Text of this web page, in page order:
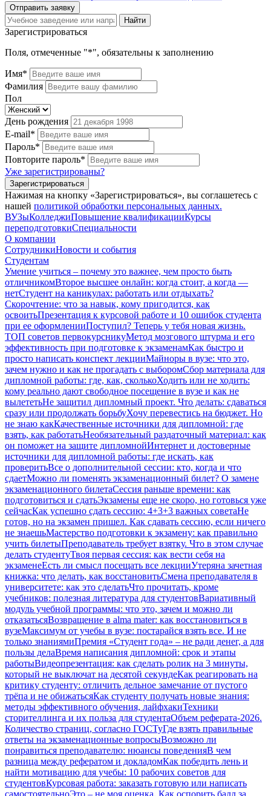
Отправить заявку
Найти
Зарегистрироваться
Поля, отмеченные "*", обязательны к заполнению
Имя*
Фамилия
Пол
День рождения
E-mail*
Пароль*
Повторите пароль*
Уже зарегистрированы?
Зарегистрироваться
Нажимая на кнопку «Зарегистрироваться», вы соглашетесь с
нашей политикой обработки персональных данных.
ВУЗыКолледжиПовышение квалификацииКурсы
переподготовкиСпециальности
О компании
СотрудникиНовости и события
Студентам
Умение учиться – почему это важнее, чем просто быть
отличникомВторое высшее онлайн: когда стоит, а когда —
нетСтудент на каникулах: работать или отдыхать?
Скорочтение: что за навык, кому пригодится, как
освоитьПрезентация к курсовой работе и 10 ошибок студента
при ее оформленииПоступил? Теперь у тебя новая жизнь.
ТОП советов первокурсникуМетод мозгового штурма и его
эффективность при подготовке к экзаменамКак быстро и
просто написать конспект лекцииМайноры в вузе: что это,
зачем нужно и как не прогадать с выборомСбор материала для
дипломной работы: где, как, сколькоХодить или не ходить:
кому реально дают свободное посещение в вузе и как не
вылететьНе защитил дипломный проект. Что делать: сдаваться
сразу или продолжать борьбуХочу перевестись на бюджет. Но
не знаю какКачественные источники для дипломной: где
взять, как работатьНеобязательный раздаточный материал: как
он поможет на защите дипломнойИнтернет и достоверные
источники для дипломной работы: где искать, как
проверитьВсе о дополнительной сессии: кто, когда и что
сдаетМожно ли поменять экзаменационный билет? О замене
экзаменационного билетаСессия раньше времени: как
подготовиться и сдатьЭкзамены еще не скоро, но готовься уже
сейчасКак успешно сдать сессию: 4+3+3 важных советаНе
готов, но на экзамен пришел. Как сдавать сессию, если ничего
не знаешьМастерство подготовки к экзамену: как правильно
учить билетыПреподаватель требует взятку. Что в этом случае
делать студентуТвоя первая сессия: как вести себя на
экзаменеЕсть ли смысл посещать все лекцииУтеряна зачетная
книжка: что делать, как восстановитьСмена преподавателя в
университете: как это сделатьЧто прочитать, кроме
учебников: полезная литература для студентовВариативный
модуль учебной программы: что это, зачем и можно ли
отказатьсяВозвращение в alma mater: как восстановиться в
вузеМаксимум от учебы в вузе: постарайся взять все. И не
только знаниямиПремия «Студент года» – не ради денег, а для
пользы делаВремя написания дипломной: срок и этапы
работыВидеопрезентация: как сделать ролик на 3 минуты,
который не выключат на десятой секундеКак реагировать на
критику студенту: отличить дельное замечание от пустого
трёпа и не обижатьсяКак студенту получать новые знания:
методы эффективного обучения, лайфхакиТехники
сторителлинга и их польза для студентаОбъем реферата-2026.
Количество страниц, согласно ГОСТуГде взять правильные
ответы на экзаменационные вопросыВозможно ли
понравиться преподавателю: нюансы поведенияВ чем
разница между рефератом и докладомКак победить лень и
найти мотивацию для учебы: 10 рабочих советов для
студентовКурсовая работа: заказать готовую или написать
самостоятельноЭто – не моя оценка. Как оспорить балл за